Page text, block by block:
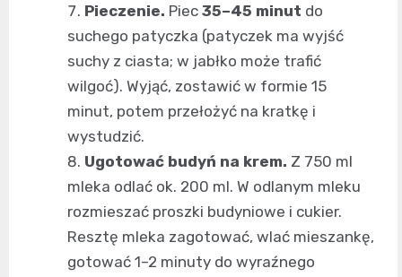
Pieczenie. Piec 35–45 minut do
suchego patyczka (patyczek ma wyjść
suchy z ciasta; w jabłko może trafić
wilgoć). Wyjąć, zostawić w formie 15
minut, potem przełożyć na kratkę i
wystudzić.
Ugotować budyń na krem. Z 750 ml
mleka odlać ok. 200 ml. W odlanym mleku
rozmieszać proszki budyniowe i cukier.
Resztę mleka zagotować, wlać mieszankę,
gotować 1–2 minuty do wyraźnego